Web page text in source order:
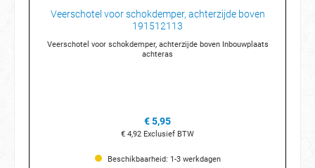
Veerschotel voor schokdemper, achterzijde boven
191512113
Veerschotel voor schokdemper, achterzijde boven Inbouwplaats
achteras
€ 5,95
€ 4,92 Exclusief BTW
Beschikbaarheid: 1-3 werkdagen